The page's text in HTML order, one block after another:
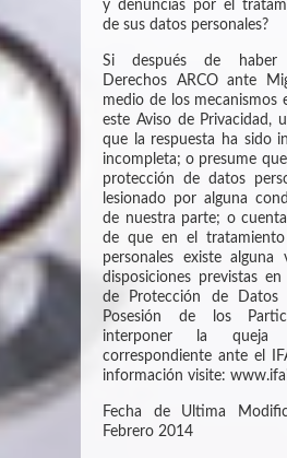
y denuncias por el
de sus datos personales?
Si después de haber
Derechos ARCO ante
medio de los mecanismos
este Aviso de Privacidad,
que la respuesta ha sido
incompleta; o presume
protección de datos
lesionado por alguna
de nuestra parte; o
de que en el
personales existe alguna
disposiciones previstas en
de Protección de Datos
Posesión de los
interponer la queja
correspondiente ante el
información visite:
Fecha de Ultima
Febrero 2014